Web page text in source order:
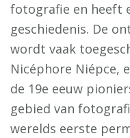
fotografie en heeft
geschiedenis. De
wordt vaak
Nicéphore Niépce,
de 19e eeuw
gebied van
werelds eerste